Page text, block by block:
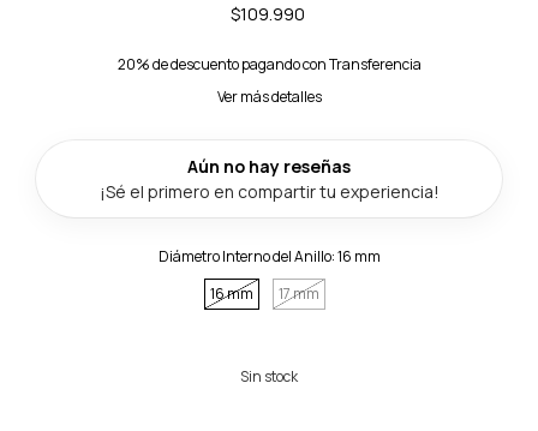
$109.990
20% de descuentopagando con Transferencia
Ver más detalles
Diámetro Interno del Anillo:16 mm
16 mm
17 mm